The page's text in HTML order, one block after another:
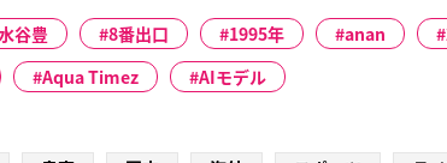
谷豊 8番出口 1995年 anan
Aqua Timez AIモデル